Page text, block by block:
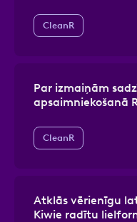
CleanR
Par izmaiņām
apsaimniekošanā
CleanR
Atklās vērienīgu
Kiwie radītu